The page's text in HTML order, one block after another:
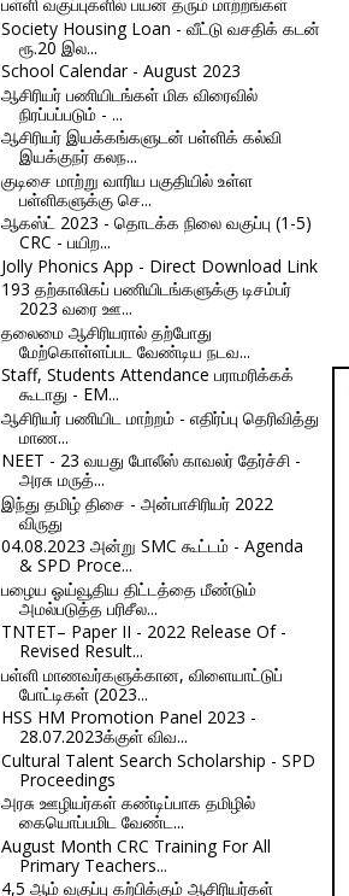
Society Housing Loan - வீட்டு வசதிக் கடன்
ரூ.20 இல...
School Calendar - August 2023
ஆசிரியர் பணியிடங்கள் மிக விரைவில்
நிரப்பப்படும் - ...
ஆசிரியர் இயக்கங்களுடன் பள்ளிக் கல்வி
இயக்குநர் கலந...
குடிசை மாற்று வாரிய பகுதியில் உள்ள
பள்ளிகளுக்கு செ...
ஆகஸ்ட் 2023 - தொடக்க நிலை வகுப்பு (1-5)
CRC - பயிற...
Jolly Phonics App - Direct Download Link
193 தற்காலிகப் பணியிடங்களுக்கு டிசம்பர்
2023 வரை ஊ...
தலைமை ஆசிரியரால் தற்போது
மேற்கொள்ளப்பட வேண்டிய நடவ...
Staff, Students Attendance பராமரிக்கக்
கூடாது - EM...
ஆசிரியர் பணியிட மாற்றம் - எதிர்ப்பு தெரிவித்து
மாண...
NEET - 23 வயது போலீஸ் காவலர் தேர்ச்சி -
அரசு மருத்...
இந்து தமிழ் திசை - அன்பாசிரியர் 2022
விருது
04.08.2023 அன்று SMC கூட்டம் - Agenda
& SPD Proce...
பழைய ஓய்வூதிய திட்டத்தை மீண்டும்
அமல்படுத்த பரிசீல...
TNTET– Paper II - 2022 Release Of -
Revised Result...
பள்ளி மாணவர்களுக்கான, விளையாட்டுப்
போட்டிகள் (2023...
HSS HM Promotion Panel 2023 -
28.07.2023க்குள் விவ...
Cultural Talent Search Scholarship - SPD
Proceedings
அரசு ஊழியர்கள் கண்டிப்பாக தமிழில்
கையொப்பமிட வேண்ட...
August Month CRC Training For All
Primary Teachers...
4,5 ஆம் வகுப்பு கற்பிக்கும் ஆசிரியர்கள்